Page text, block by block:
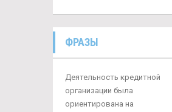
ФРАЗЫ
Деятельность кредитной
организации была
ориентирована на